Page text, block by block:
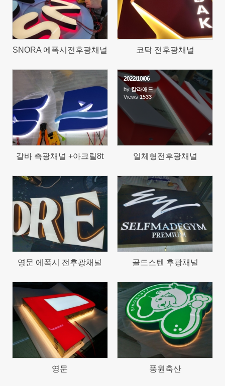
SNORA 에폭시전후광채널 코닥 전후광채널
1450
갈바 측광채널 +아크릴8t
2022/10/06
by칼라애드
Views1533
일체형전후광채널
1582
영문 에폭시 전후광채널
1375
골드스텐 후광채널
영문
1302
풍원축산